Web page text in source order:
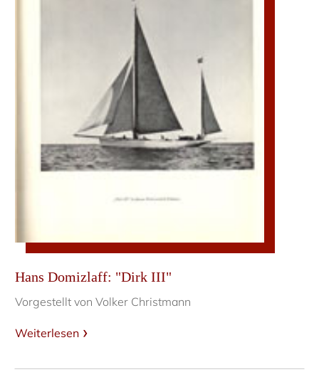
Hans Domizlaff: "Dirk III"
Vorgestellt von Volker Christmann
Weiterlesen